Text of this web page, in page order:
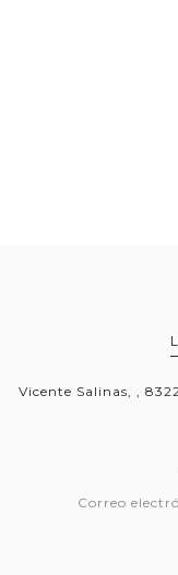
Vicente Salinas, ,
Correo